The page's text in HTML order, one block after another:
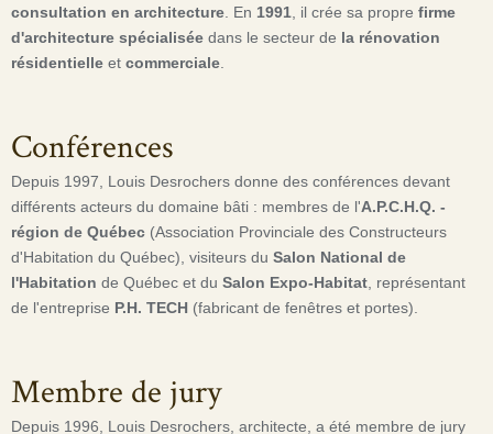
consultation en architecture . En 1991 , il crée sa propre firme
d'architecture spécialisée dans le secteur de la rénovation
résidentielle et commerciale
Conférences
Depuis 1997, Louis Desrochers donne des conférences devant
différents acteurs du domaine bâti : membres de l'A.P.C.H.Q. -
région de Québec (Association Provinciale des Constructeurs
d'Habitation du Québec), visiteurs du Salon National de
l'Habitation de Québec et du Salon Expo-Habitat , représentant
de l'entreprise P.H. TECH (fabricant de fenêtres et portes).
Membre de jury
Depuis 1996, Louis Desrochers, architecte, a été membre de jury